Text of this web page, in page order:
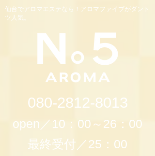
仙台でアロマエステなら！アロマファイブがダント
ツ人気。
080-2812-8013
open／10：00～26：00
最終受付／25：00